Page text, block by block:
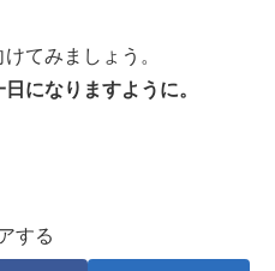
てみましょう。
になりますように。
する